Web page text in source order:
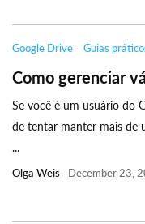
Google Drive Guias
Como gerenciar
Se você é um usuário do
de tentar manter mais de
...
Olga Weis December 23,